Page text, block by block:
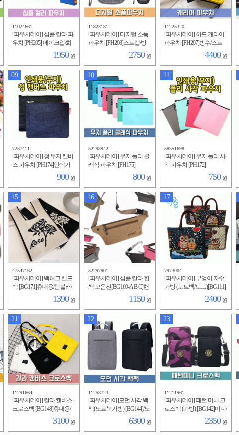
11024661
[파우치데이] 심플 칼라 파
우치 [PH205] 메이크업/화
장품/수납/다용도/생리대/
미니파우치/휴대용/방수/
수영
1950 원
11823181
[파우치데이] 디지털 소품
파우치 [PH208]스트랩/방
수/디지털/다용도/보조배
터리/메모리카드/충전케이
블
2750 원
11225320
[파우치데이] 하드 캐리어
파우치 [PH207]방수/스트
랩/크로스백/보조주머니/
4400 원
09
7287411
[파우치데이] 청 무지 캔버
스 파우치 [PH174]인쇄가
능/다용도/미술실습용/미
900 원
10
52298942
[파우치데이] 무지 폴리 클
래식 파우치 [PH175]
800 원
11
58551698
[파우치데이] 무지 폴리 사
각 파우치 [PH172]
750 원
15
47547162
[파우치데이] 백허그 핸드
백 [BG171]휴대용/텀블러/
니트/가방/에코백/여성/데
일리백/미니/다용도/여행
용
1390 원
16
52297901
[파우치데이] 심플 칼라 힙
쌕 모음전[BG169-A B C]핸
드폰가방/외출/여행/미니
백/캐주얼/운동/인쇄/슬링
백
1150 원
17
7973004
[파우치데이] 부엉이 자수
가방 (토트백/토드)[BG111]
여성가방/데일리/미니백/
빈티지/패션/캐릭터/쇼핑
백
2400 원
21
11291664
[파우치데이] 칼라 캔버스
크로스백 [BG148]휴대용/
여자/라부부/학원가방/여
성/핸드폰/키링/남자/남성/
3100 원
22
11258723
[파우치데이]모던 사각 백
팩(노트북가방) [BG144]/노
트북/디지털백/인쇄/키링/
라부부/에코백/남자/휴대
6300 원
23
11211961
[파우치데이] 패턴 미니 크
로스백 (가방) [BG142]미니/
남성/남자/수납/여성/여자/
여행용/핸드폰/지갑2350 원